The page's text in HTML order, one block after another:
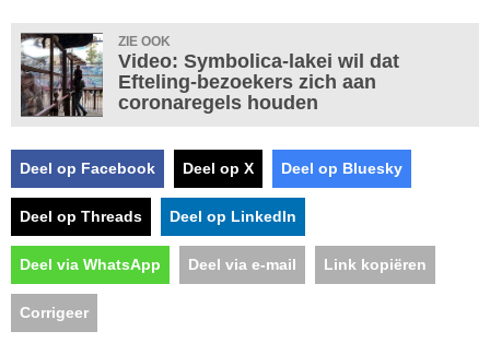
ZIE OOK
Video: Symbolica-lakei wil dat
Efteling-bezoekers zich aan
coronaregels houden
Deel op Facebook Deel op X Deel op Bluesky
Deel op Threads Deel op LinkedIn
Deel via WhatsApp Deel via e-mail Link kopiëren
Corrigeer